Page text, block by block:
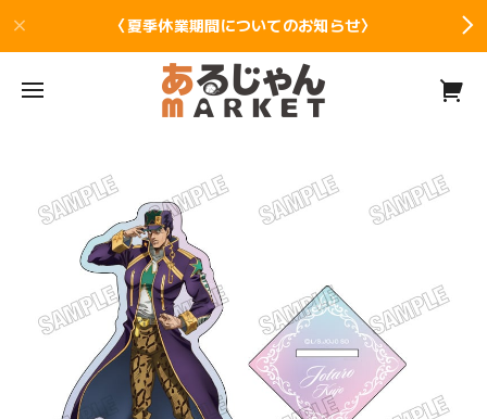
〈夏季休業期間についてのお知らせ〉